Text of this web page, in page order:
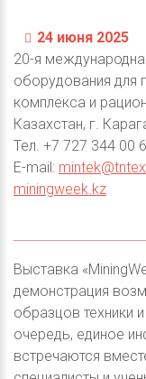
24 июня 2025
20-я
оборудования для
комплекса и
Казахстан, г.
Тел. +7 727 344 00
E-mail:
miningweek.kz
Выставка
демонстрация
образцов техники
очередь, единое
встречаются